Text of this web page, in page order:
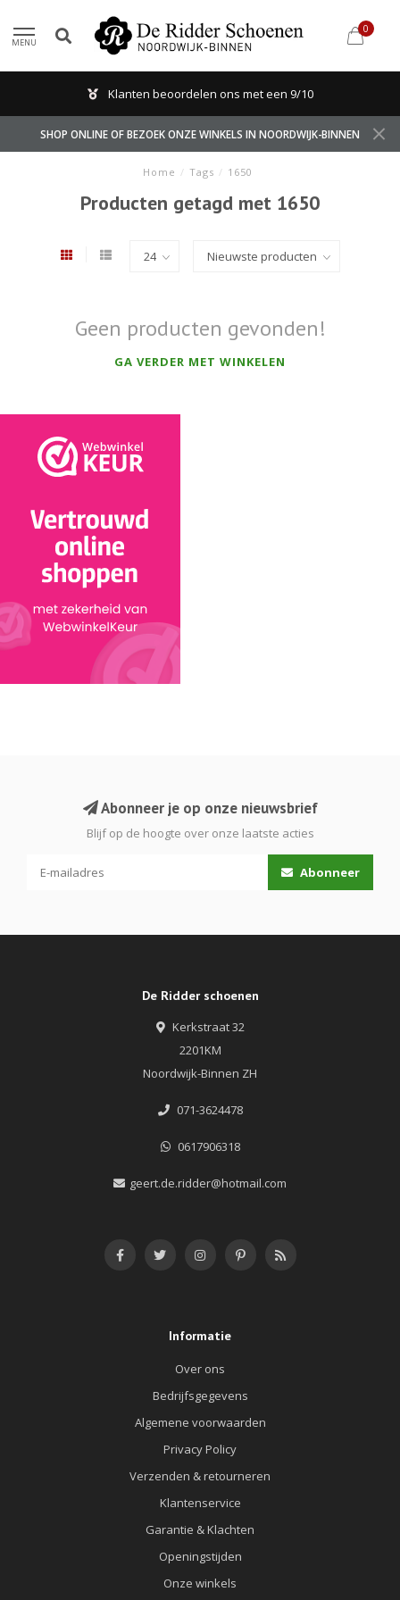
MENU
0
Klanten beoordelen ons met een 9/10
SHOP ONLINE OF BEZOEK ONZE WINKELS IN NOORDWIJK-BINNEN
Home / Tags / 1650
Producten getagd met 1650
Geen producten gevonden!
GA VERDER MET WINKELEN
Abonneer je op onze nieuwsbrief
Blijf op de hoogte over onze laatste acties
Abonneer
De Ridder schoenen
Kerkstraat 32
2201KM
Noordwijk-Binnen ZH
071-3624478
0617906318
geert.de.ridder@hotmail.com
Informatie
Over ons
Bedrijfsgegevens
Algemene voorwaarden
Privacy Policy
Verzenden & retourneren
Klantenservice
Garantie & Klachten
Openingstijden
Onze winkels